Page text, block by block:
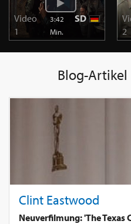
Video
1
3:42
Min.
SD
2
Blog-Artikel
Clint Eastwood
Neuverfilmung: 'The Texas